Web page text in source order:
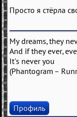
Просто я стёрла
My dreams, they
And if they ever,
It's never you
(Phantogram –
Профиль